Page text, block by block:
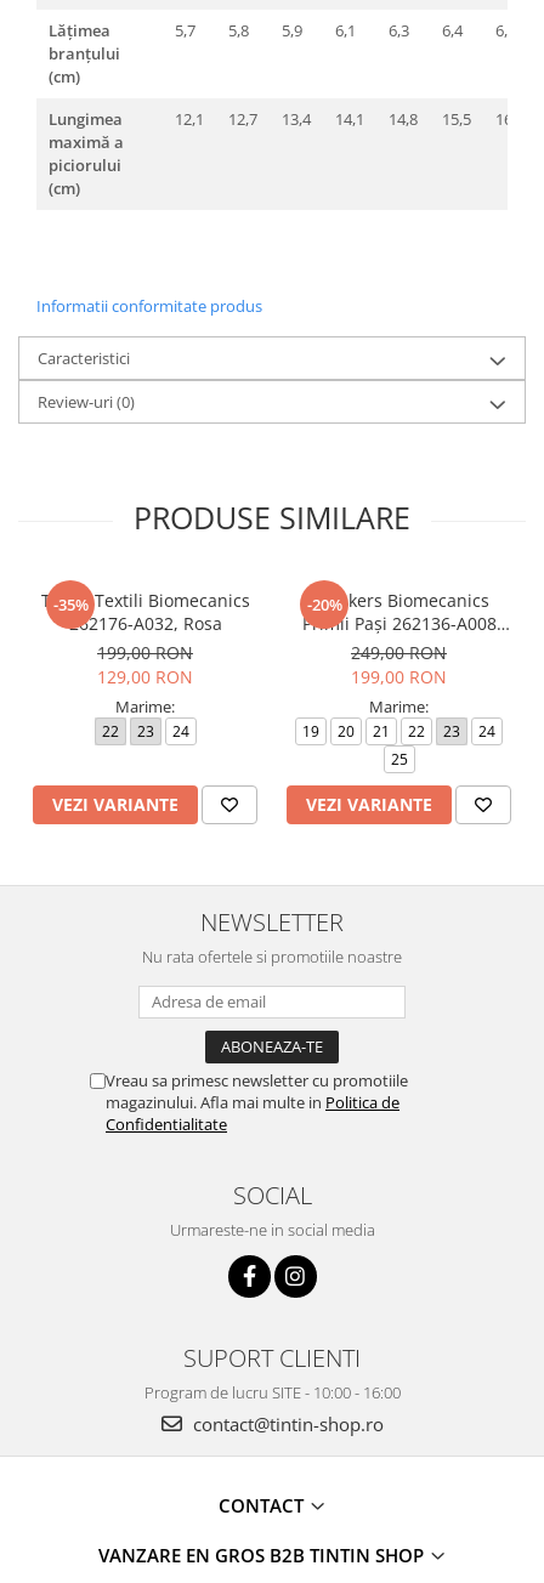
Lățimea
branțului
(cm)
5,7 5,8 5,9 6,1 6,3 6,4 6,6
Lungimea
maximă a
piciorului
(cm)
12,1 12,7 13,4 14,1 14,8 15,5 16,0
Informatii conformitate produs
Caracteristici
Review-uri(0)
PRODUSE SIMILARE
-35%
Tenisi Textili Biomecanics
262176-A032, Rosa
199,00 RON
129,00 RON
Marime:
22 23 24
VEZI VARIANTE
-20%
Sneakers Biomecanics
Primii Pași 262136-A008
Azul Marino
249,00 RON
199,00 RON
Marime:
19 20 21 22 23
24
25
VEZI VARIANTE
NEWSLETTER
Nu rata ofertele si promotiile noastre
Vreau sa primesc newsletter cu promotiile
magazinului. Afla mai multe in Politica de
Confidentialitate
SOCIAL
Urmareste-ne in social media
SUPORT CLIENTI
Program de lucru SITE - 10:00 - 16:00
contact@tintin-shop.ro
CONTACT
VANZARE EN GROS B2B TINTIN SHOP